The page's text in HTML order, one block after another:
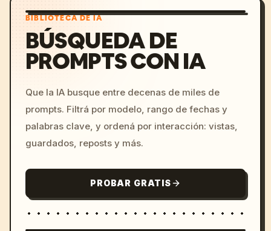
BIBLIOTECA DE IA
BÚSQUEDA DE
PROMPTS CON IA
Que la IA busque entre decenas de miles de
prompts. Filtrá por modelo, rango de fechas y
palabras clave, y ordená por interacción: vistas,
guardados, reposts y más.
PROBAR GRATIS